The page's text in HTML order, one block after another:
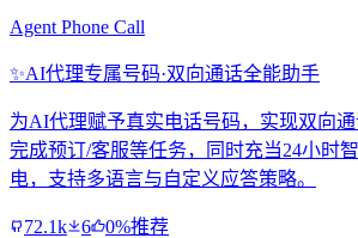
Agent Phone Call
✨AI代理专属号码·双向通话全能助手
为AI代理赋予真实电话号码，实现双向
完成预订/客服等任务，同时充当24小时
电，支持多语言与自定义应答策略。
72.1k 6
0%推荐